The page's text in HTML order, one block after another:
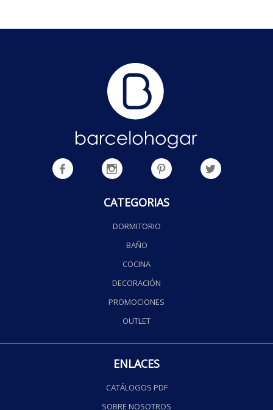
CATEGORIAS
DORMITORIO
BAÑO
COCINA
DECORACIÓN
PROMOCIONES
OUTLET
ENLACES
CATÁLOGOS PDF
SOBRE NOSOTROS